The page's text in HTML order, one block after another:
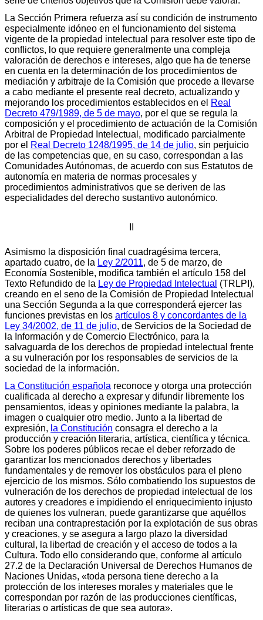
La Sección Primera refuerza así su condición de instrumento
especialmente idóneo en el funcionamiento del sistema
vigente de la propiedad intelectual para resolver este tipo de
conflictos, lo que requiere generalmente una compleja
valoración de derechos e intereses, algo que ha de tenerse
en cuenta en la determinación de los procedimientos de
mediación y arbitraje de la Comisión que procede a llevarse
a cabo mediante el presente real decreto, actualizando y
mejorando los procedimientos establecidos en el Real
Decreto 479/1989, de 5 de mayo, por el que se regula la
composición y el procedimiento de actuación de la Comisión
Arbitral de Propiedad Intelectual, modificado parcialmente
por el Real Decreto 1248/1995, de 14 de julio, sin perjuicio
de las competencias que, en su caso, correspondan a las
Comunidades Autónomas, de acuerdo con sus Estatutos de
autonomía en materia de normas procesales y
procedimientos administrativos que se deriven de las
especialidades del derecho sustantivo autonómico.
Asimismo la disposición final cuadragésima tercera,
apartado cuatro, de la Ley 2/2011, de 5 de marzo, de
Economía Sostenible, modifica también el artículo 158 del
Texto Refundido de la Ley de Propiedad Intelectual (TRLPI),
creando en el seno de la Comisión de Propiedad Intelectual
una Sección Segunda a la que corresponderá ejercer las
funciones previstas en los artículos 8 y concordantes de la
Ley 34/2002, de 11 de julio, de Servicios de la Sociedad de
la Información y de Comercio Electrónico, para la
salvaguarda de los derechos de propiedad intelectual frente
a su vulneración por los responsables de servicios de la
sociedad de la información.
La Constitución española reconoce y otorga una protección
cualificada al derecho a expresar y difundir libremente los
pensamientos, ideas y opiniones mediante la palabra, la
imagen o cualquier otro medio. Junto a la libertad de
expresión, la Constitución consagra el derecho a la
producción y creación literaria, artística, científica y técnica.
Sobre los poderes públicos recae el deber reforzado de
garantizar los mencionados derechos y libertades
fundamentales y de remover los obstáculos para el pleno
ejercicio de los mismos. Sólo combatiendo los supuestos de
vulneración de los derechos de propiedad intelectual de los
autores y creadores e impidiendo el enriquecimiento injusto
de quienes los vulneran, puede garantizarse que aquéllos
reciban una contraprestación por la explotación de sus obras
y creaciones, y se asegura a largo plazo la diversidad
cultural, la libertad de creación y el acceso de todos a la
Cultura. Todo ello considerando que, conforme al artículo
27.2 de la Declaración Universal de Derechos Humanos de
Naciones Unidas, «toda persona tiene derecho a la
protección de los intereses morales y materiales que le
correspondan por razón de las producciones científicas,
literarias o artísticas de que sea autora».